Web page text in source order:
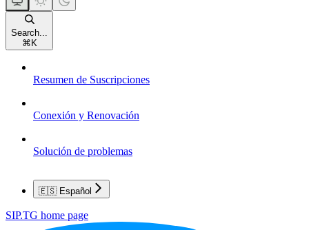
Search...
⌘ K
Resumen de Suscripciones
Conexión y Renovación
Solución de problemas
🇪🇸 Español
SIP.TG home page